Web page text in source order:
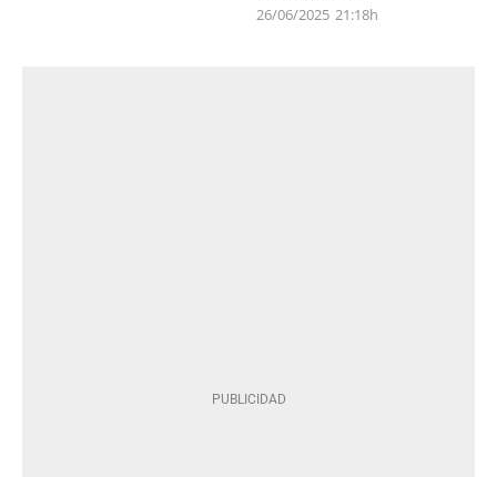
26/06/2025 21:18h